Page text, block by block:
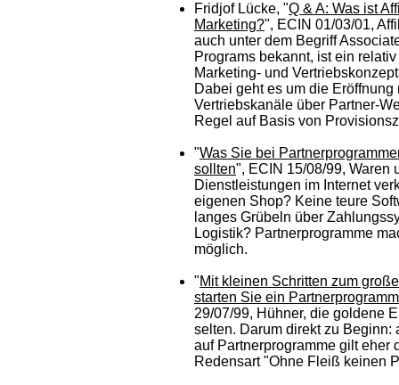
Fridjof Lücke, "Q & A: Was ist
Marketing?", ECIN 01/03/01,
auch unter dem Begriff
Programs bekannt, ist ein
Marketing- und
Dabei geht es um die Eröffnung
Vertriebskanäle über Partner-
Regel auf Basis von
"Was Sie bei
sollten", ECIN 15/08/99, Waren
Dienstleistungen im Internet
eigenen Shop? Keine teure
langes Grübeln über
Logistik? Partnerprogramme
möglich.
"Mit kleinen Schritten zum
starten Sie ein Partnerprogramm
29/07/99, Hühner, die goldene
selten. Darum direkt zu Beginn:
auf Partnerprogramme gilt eher
Redensart "Ohne Fleiß keinen